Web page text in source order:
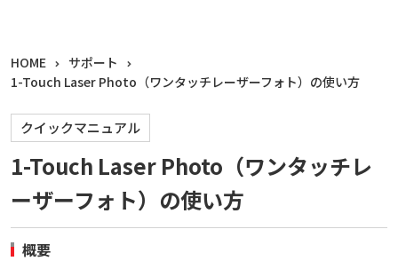
HOME
サポート
1-Touch Laser Photo（ワンタッチレーザーフォト）の使い方
クイックマニュアル
1-Touch Laser Photo（ワンタッチレ
ーザーフォト）の使い方
概要